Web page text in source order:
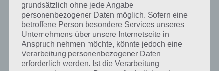
beginnen, möchten wir dir zunächst einmal erklären was dich in
dieser App erwartet.
Survivor Zombie Outbreak ist ein tolles Room Escape Spiel der etwas
anderen Art. Anstatt dich von Level zu Level zu bewegen, befindest
du dich in einer Welt, in der du dich völlig frei bewegen kannst. Dies
birgt natürlich auch immer das Risiko mit sich, dass du dich verläufts
grundsätzlich ohne jede Angabe
personenbezogener Daten möglich. Sofern eine
betroffene Person besondere Services unseres
Unternehmens über unsere Internetseite in
Anspruch nehmen möchte, könnte jedoch eine
Verarbeitung personenbezogener Daten
erforderlich werden. Ist die Verarbeitung